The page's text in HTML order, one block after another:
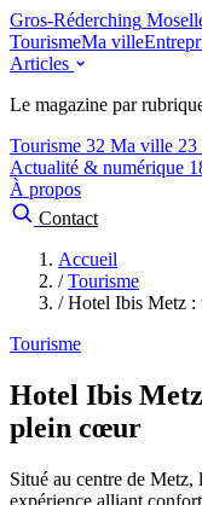
Gros-Réderching
TourismeMa ville
Articles
Le magazine par
Tourisme 32 Ma ville 23
Actualité & numérique
À propos
Contact
Accueil
/ Tourisme
/ Hotel Ibis Metz :
Tourisme
Hotel Ibis
plein cœur
Situé au centre de
expérience alliant